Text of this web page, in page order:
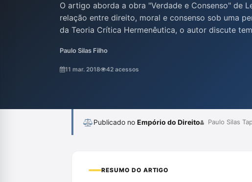
O artigo aborda a obra "Verdade e Consenso" de
relação entre direito, moral e consenso sob uma
da Teoria Crítica Hermenêutica, o autor discute
autônomo e coerente, proporcionando reflexões
jurídica contemporânea.
Paulo Silas Filho
11 mar. 2018 42 acessos
Publicado no Empório do Direito Paulo Silas
RESUMO DO ARTIGO